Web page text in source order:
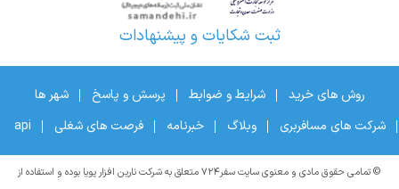
ثبت شکایات و پیشنهادات
روش های خرید شرایط و ضوابط پرسش و پاسخ
شهر ها
شرکت های مسافربری
وبلاگ خبرنامه فرصت های شغلی api
© تمامی حقوق مادی و معنوی سایت سفر۷۲۴ متعلق به شرکت نارین افزار پویا بوده و استفاده از